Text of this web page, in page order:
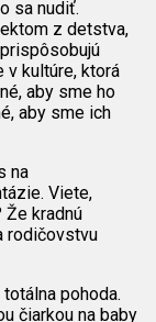
sa nudiť.
z detstva,
v kultúre, ktorá
aby sme ho
aby sme ich
na
Viete,
Že kradnú
rodičovstvu
pohoda.
čiarkou na baby